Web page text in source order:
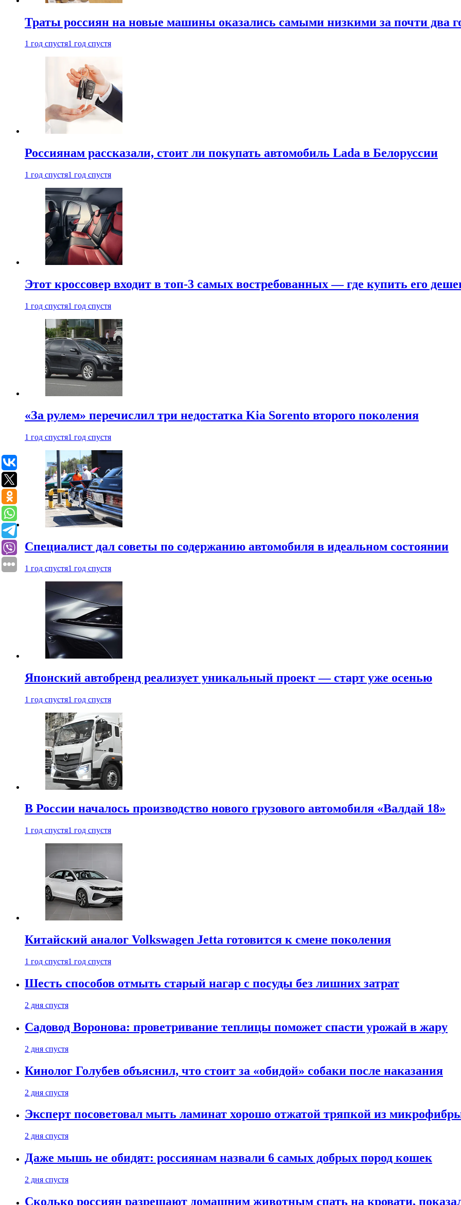
Траты россиян на новые машины оказались самыми низкими за почти два
1 год спустя1 год спустя
Россиянам рассказали, стоит ли покупать автомобиль Lada в Белоруссии
1 год спустя1 год спустя
Этот кроссовер входит в топ-3 самых востребованных — где купить его
1 год спустя1 год спустя
«За рулем» перечислил три недостатка Kia Sorento второго поколения
1 год спустя1 год спустя
Специалист дал советы по содержанию автомобиля в идеальном состоянии
1 год спустя1 год спустя
Японский автобренд реализует уникальный проект — старт уже осенью
1 год спустя1 год спустя
В России началось производство нового грузового автомобиля «Валдай 18»
1 год спустя1 год спустя
Китайский аналог Volkswagen Jetta готовится к смене поколения
1 год спустя1 год спустя
Шесть способов отмыть старый нагар с посуды без лишних затрат
2 дня спустя
Садовод Воронова: проветривание теплицы поможет спасти урожай в жару
2 дня спустя
Кинолог Голубев объяснил, что стоит за «обидой» собаки после наказания
2 дня спустя
Эксперт посоветовал мыть ламинат хорошо отжатой тряпкой из
2 дня спустя
Даже мышь не обидят: россиянам назвали 6 самых добрых пород кошек
2 дня спустя
Сколько россиян разрешают домашним животным спать на кровати,